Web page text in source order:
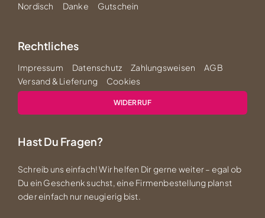
Nordisch
Danke Gutschein
Rechtliches
Impressum Datenschutz Zahlungsweisen
AGB
Versand & Lieferung
Cookies
WIDERRUF
Hast Du Fragen?
Schreib uns einfach! Wir helfen Dir gerne weiter – egal ob
Du ein Geschenk suchst, eine Firmenbestellung planst
oder einfach nur neugierig bist.